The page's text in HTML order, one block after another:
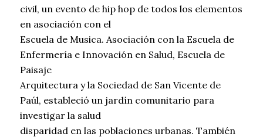
civil, un evento de hip hop de todos los elementos
en asociación con el
Escuela de Musica. Asociación con la Escuela de
Enfermería e Innovación en Salud, Escuela de
Paisaje
Arquitectura y la Sociedad de San Vicente de
Paúl, estableció un jardín comunitario para
investigar la salud
disparidad en las poblaciones urbanas. También